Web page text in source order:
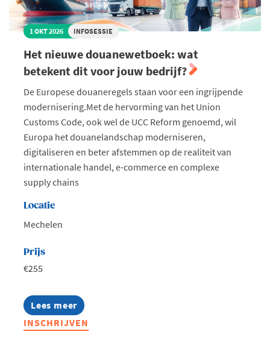
1 OKT 2026 INFOSESSIE
Het nieuwe douanewetboek: wat
betekent dit voor jouw bedrijf?
De Europese douaneregels staan voor een ingrijpende
modernisering.Met de hervorming van het Union
Customs Code, ook wel de UCC Reform genoemd, wil
Europa het douanelandschap moderniseren,
digitaliseren en beter afstemmen op de realiteit van
internationale handel, e-commerce en complexe
supply chains
Locatie
Mechelen
Prijs
€255
Lees meer
about
Het
nieuwe
INSCHRIJVEN